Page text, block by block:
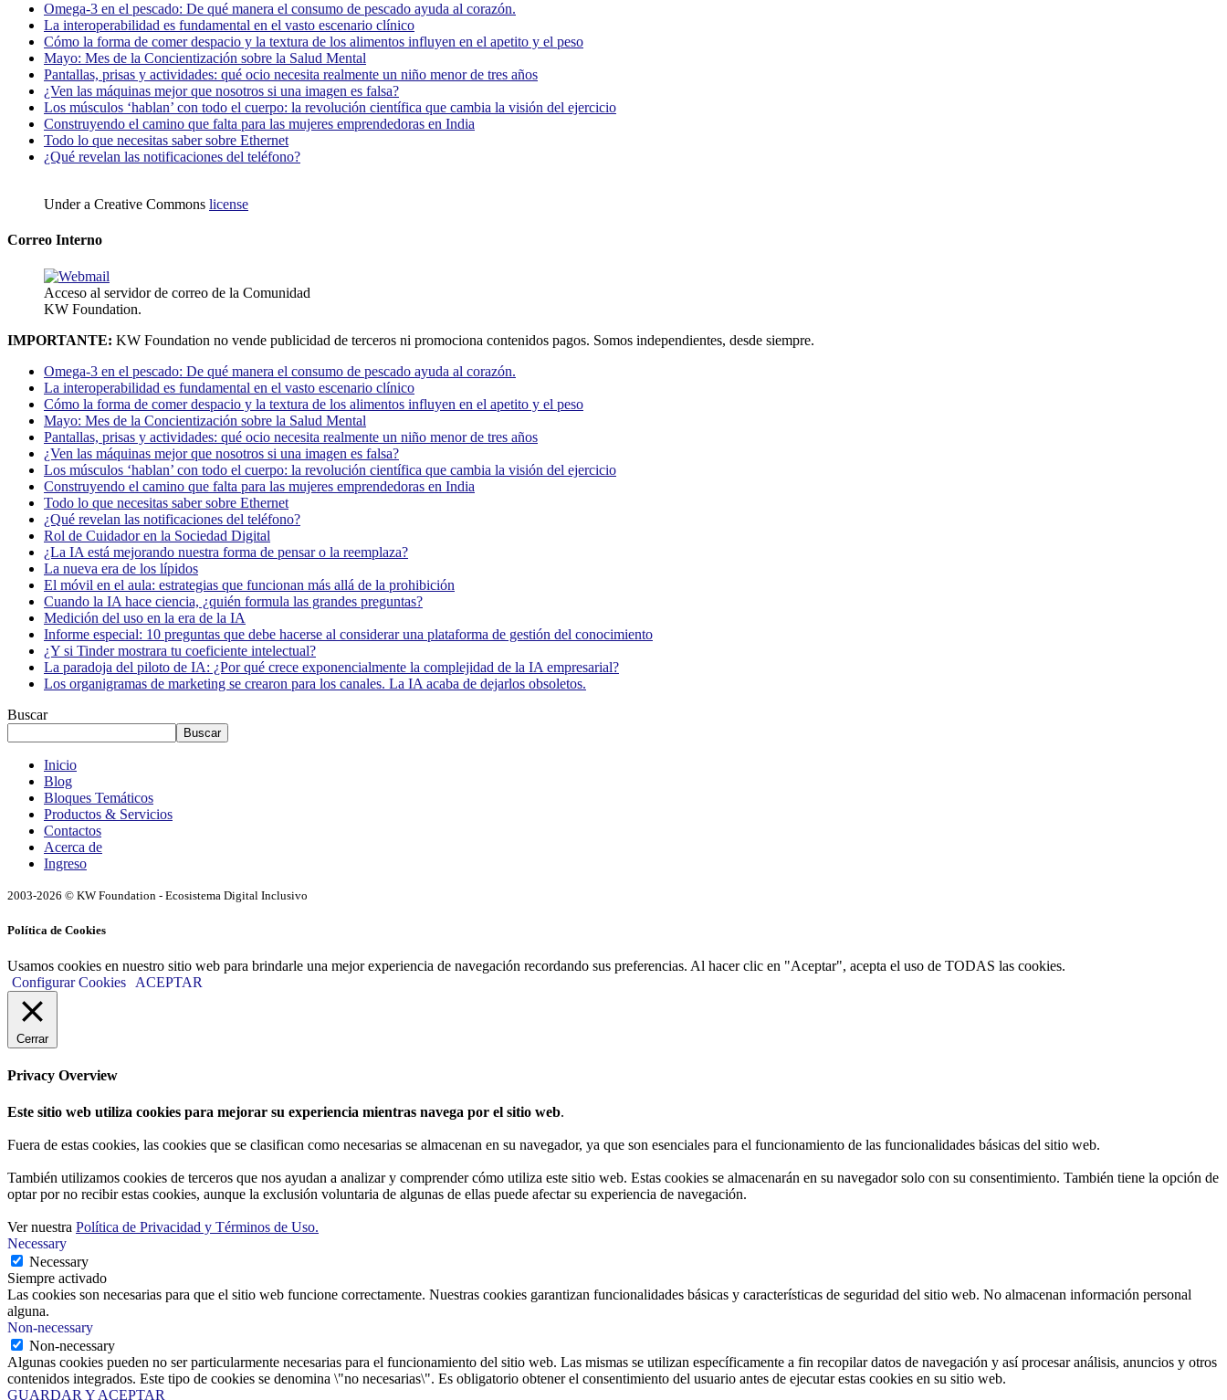
Omega-3 en el pescado: De qué manera el consumo de pescado ayuda al corazón.
La interoperabilidad es fundamental en el vasto escenario clínico
Cómo la forma de comer despacio y la textura de los alimentos influyen en el apetito y el peso
Mayo: Mes de la Concientización sobre la Salud Mental
Pantallas, prisas y actividades: qué ocio necesita realmente un niño menor de tres años
¿Ven las máquinas mejor que nosotros si una imagen es falsa?
Los músculos ‘hablan’ con todo el cuerpo: la revolución científica que cambia la visión del ejercicio
Construyendo el camino que falta para las mujeres emprendedoras en India
Todo lo que necesitas saber sobre Ethernet
¿Qué revelan las notificaciones del teléfono?
Under a Creative Commons license
Correo Interno
Acceso al servidor de correo de la Comunidad
KW Foundation.
IMPORTANTE: KW Foundation no vende publicidad de terceros ni promociona contenidos pagos. Somos independientes, desde siempre.
Omega-3 en el pescado: De qué manera el consumo de pescado ayuda al corazón.
La interoperabilidad es fundamental en el vasto escenario clínico
Cómo la forma de comer despacio y la textura de los alimentos influyen en el apetito y el peso
Mayo: Mes de la Concientización sobre la Salud Mental
Pantallas, prisas y actividades: qué ocio necesita realmente un niño menor de tres años
¿Ven las máquinas mejor que nosotros si una imagen es falsa?
Los músculos ‘hablan’ con todo el cuerpo: la revolución científica que cambia la visión del ejercicio
Construyendo el camino que falta para las mujeres emprendedoras en India
Todo lo que necesitas saber sobre Ethernet
¿Qué revelan las notificaciones del teléfono?
Rol de Cuidador en la Sociedad Digital
¿La IA está mejorando nuestra forma de pensar o la reemplaza?
La nueva era de los lípidos
El móvil en el aula: estrategias que funcionan más allá de la prohibición
Cuando la IA hace ciencia, ¿quién formula las grandes preguntas?
Medición del uso en la era de la IA
Informe especial: 10 preguntas que debe hacerse al considerar una plataforma de gestión del conocimiento
¿Y si Tinder mostrara tu coeficiente intelectual?
La paradoja del piloto de IA: ¿Por qué crece exponencialmente la complejidad de la IA empresarial?
Los organigramas de marketing se crearon para los canales. La IA acaba de dejarlos obsoletos.
Buscar
Buscar
Inicio
Blog
Bloques Temáticos
Productos & Servicios
Contactos
Acerca de
Ingreso
2003-2026 © KW Foundation - Ecosistema Digital Inclusivo
Política de Cookies
Usamos cookies en nuestro sitio web para brindarle una mejor experiencia de navegación recordando sus preferencias. Al hacer clic en "Aceptar", acepta el uso de TODAS las cookies.
Configurar Cookies
ACEPTAR
Cerrar
Privacy Overview
Este sitio web utiliza cookies para mejorar su experiencia mientras navega por el sitio web.
Fuera de estas cookies, las cookies que se clasifican como necesarias se almacenan en su navegador, ya que son esenciales para el funcionamiento de las funcionalidades básicas del sitio web.
También utilizamos cookies de terceros que nos ayudan a analizar y comprender cómo utiliza este sitio web. Estas cookies se almacenarán en su navegador solo con su consentimiento. También tiene la opción de
optar por no recibir estas cookies, aunque la exclusión voluntaria de algunas de ellas puede afectar su experiencia de navegación.
Ver nuestra Política de Privacidad y Términos de Uso.
Necessary
Necessary
Siempre activado
Las cookies son necesarias para que el sitio web funcione correctamente. Nuestras cookies garantizan funcionalidades básicas y características de seguridad del sitio web. No almacenan información personal
alguna.
Non-necessary
Non-necessary
Algunas cookies pueden no ser particularmente necesarias para el funcionamiento del sitio web. Las mismas se utilizan específicamente a fin recopilar datos de navegación y así procesar análisis, anuncios y otros
contenidos integrados. Este tipo de cookies se denomina \"no necesarias\". Es obligatorio obtener el consentimiento del usuario antes de ejecutar estas cookies en su sitio web.
GUARDAR Y ACEPTAR